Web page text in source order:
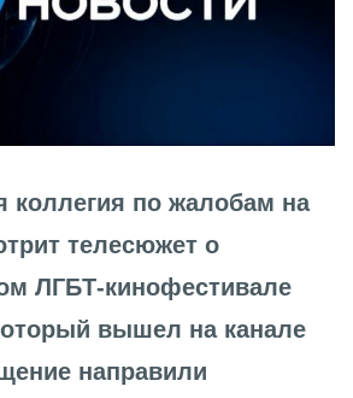
коллегия по жалобам на
телесюжет о
ЛГБТ-кинофестивале
вышел на канале
направили